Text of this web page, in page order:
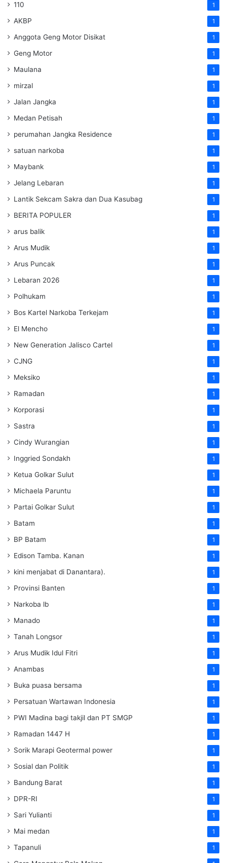
110 1
AKBP 1
Anggota Geng Motor Disikat 1
Geng Motor 1
Maulana 1
mirzal 1
Jalan Jangka 1
Medan Petisah 1
perumahan Jangka Residence 1
satuan narkoba 1
Maybank 1
Jelang Lebaran 1
Lantik Sekcam Sakra dan Dua Kasubag 1
BERITA POPULER 1
arus balik 1
Arus Mudik 1
Arus Puncak 1
Lebaran 2026 1
Polhukam 1
Bos Kartel Narkoba Terkejam 1
El Mencho 1
New Generation Jalisco Cartel 1
CJNG 1
Meksiko 1
Ramadan 1
Korporasi 1
Sastra 1
Cindy Wurangian 1
Inggried Sondakh 1
Ketua Golkar Sulut 1
Michaela Paruntu 1
Partai Golkar Sulut 1
Batam 1
BP Batam 1
Edison Tamba. Kanan 1
kini menjabat di Danantara). 1
Provinsi Banten 1
Narkoba lb 1
Manado 1
Tanah Longsor 1
Arus Mudik Idul Fitri 1
Anambas 1
Buka puasa bersama 1
Persatuan Wartawan Indonesia 1
PWI Madina bagi takjil dan PT SMGP 1
Ramadan 1447 H 1
Sorik Marapi Geotermal power 1
Sosial dan Politik 1
Bandung Barat 1
DPR-RI 1
Sari Yulianti 1
Mai medan 1
Tapanuli 1